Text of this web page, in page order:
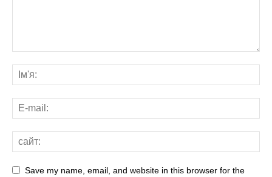
Save my name, email, and website in this browser for the